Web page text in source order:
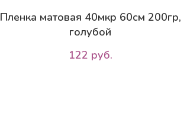
Пленка матовая 40мкр 60см 200гр,
голубой
122 руб.